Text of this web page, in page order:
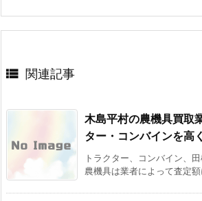
 関連記事
木島平村の農機具買取
ター・コンバインを高
トラクター、コンバイン、
農機具は業者によって査定